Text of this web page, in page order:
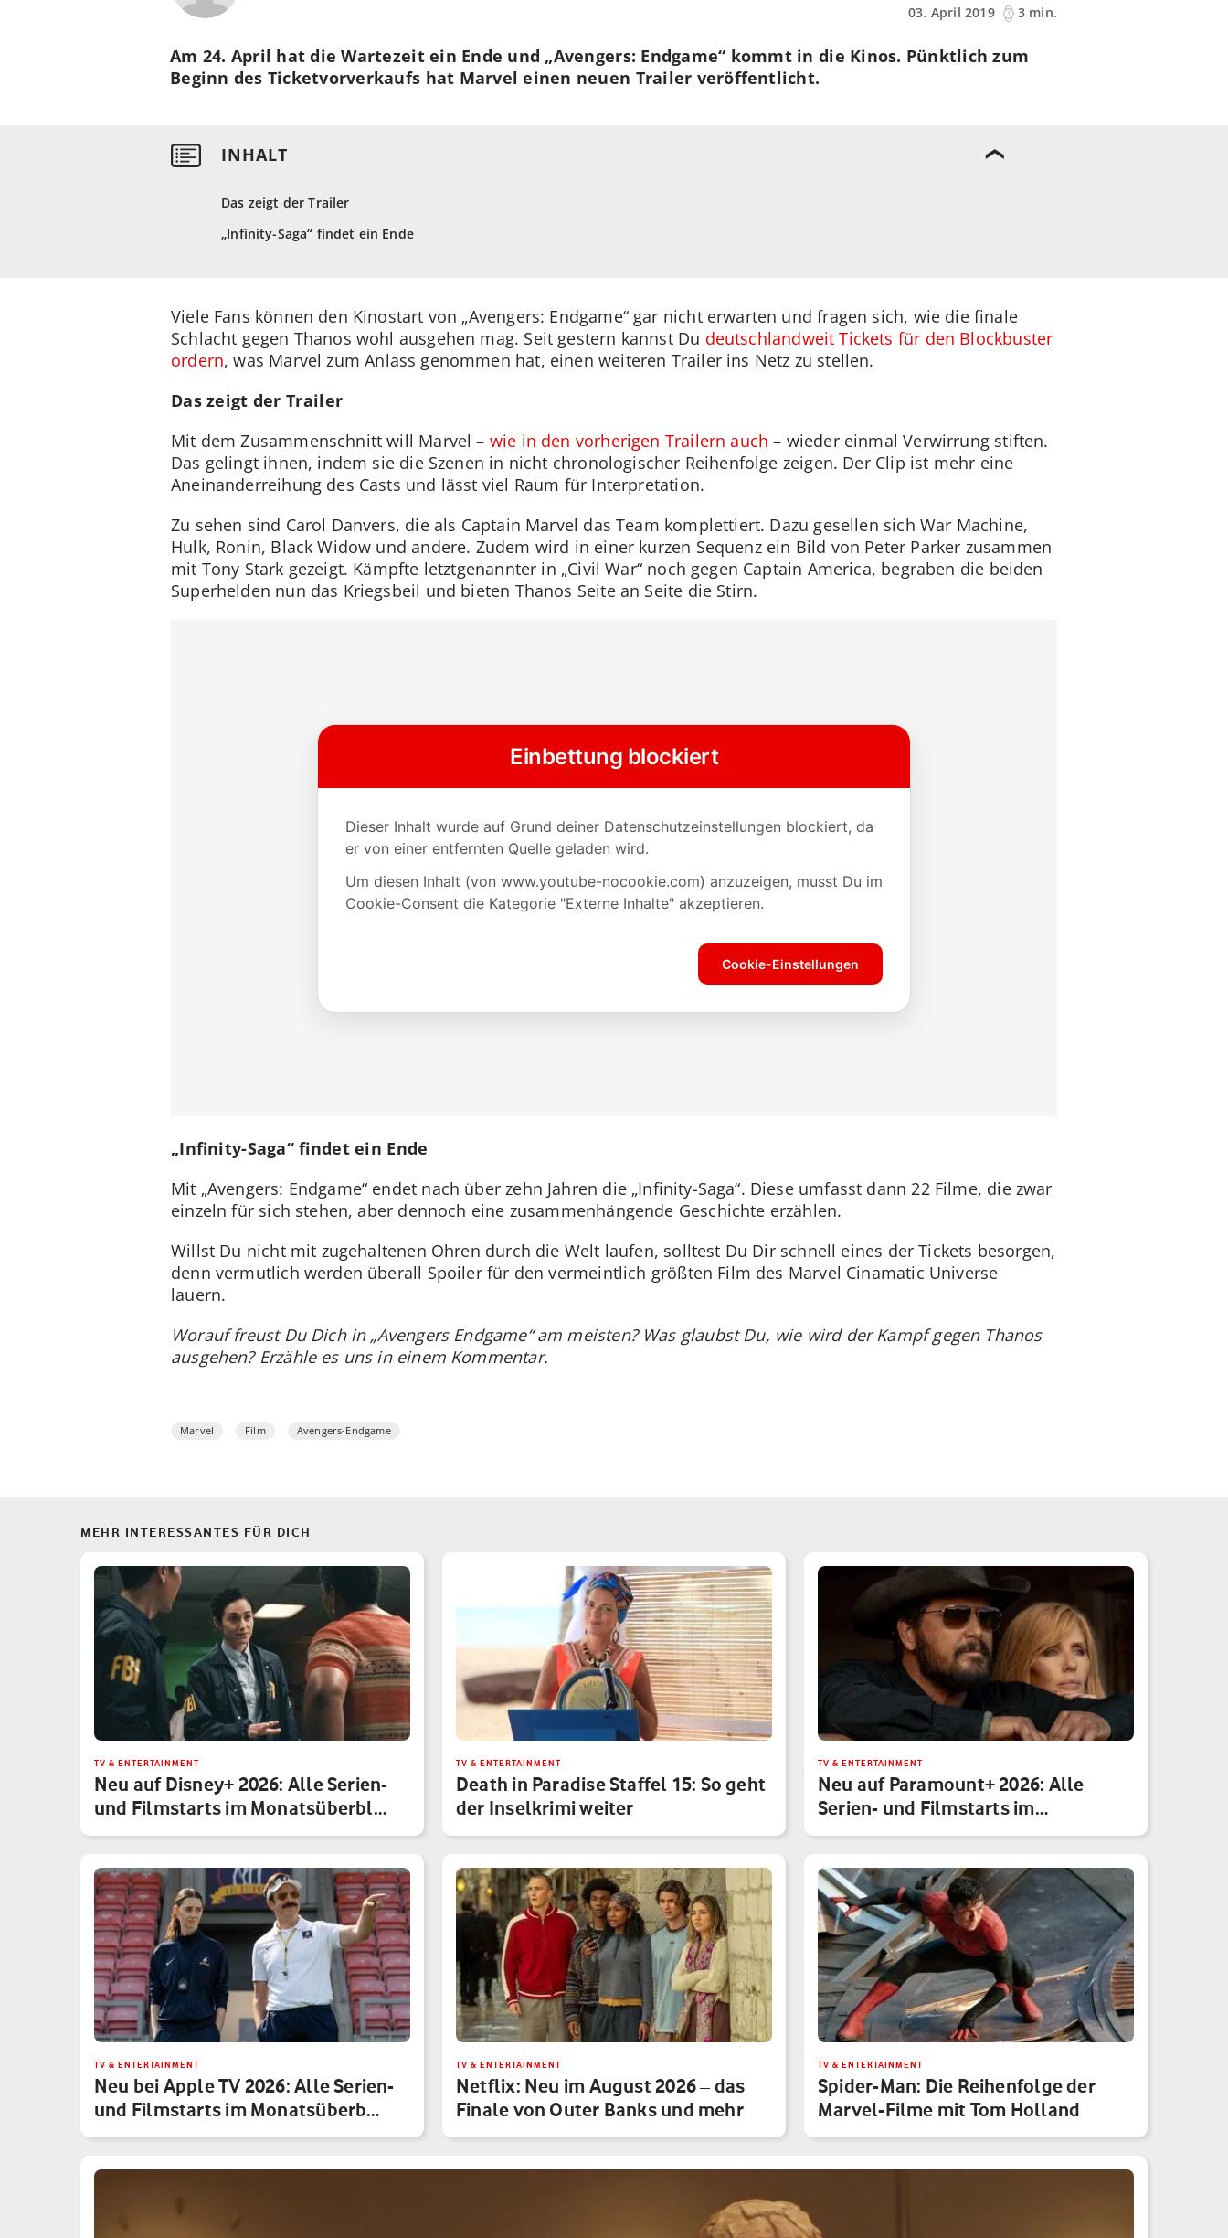
03. April 2019
3 min.
Das zeigt der Trailer
„Infinity-Saga“ findet ein Ende
Am 24. April hat die Wartezeit ein Ende und „Avengers: Endgame“ kommt in die Kinos. Pünktlich zum
Beginn des Ticketvorverkaufs hat Marvel einen neuen Trailer veröffentlicht.
Viele Fans können den Kinostart von „Avengers: Endgame“ gar nicht erwarten und fragen sich, wie die finale
Schlacht gegen Thanos wohl ausgehen mag. Seit gestern kannst Du deutschlandweit Tickets für den Blockbuster
ordern, was Marvel zum Anlass genommen hat, einen weiteren Trailer ins Netz zu stellen.
Das zeigt der Trailer
Mit dem Zusammenschnitt will Marvel – wie in den vorherigen Trailern auch – wieder einmal Verwirrung stiften.
Das gelingt ihnen, indem sie die Szenen in nicht chronologischer Reihenfolge zeigen. Der Clip ist mehr eine
Aneinanderreihung des Casts und lässt viel Raum für Interpretation.
Zu sehen sind Carol Danvers, die als Captain Marvel das Team komplettiert. Dazu gesellen sich War Machine,
Hulk, Ronin, Black Widow und andere. Zudem wird in einer kurzen Sequenz ein Bild von Peter Parker zusammen
mit Tony Stark gezeigt. Kämpfte letztgenannter in „Civil War“ noch gegen Captain America, begraben die beiden
Superhelden nun das Kriegsbeil und bieten Thanos Seite an Seite die Stirn.
„Infinity-Saga“ findet ein Ende
Mit „Avengers: Endgame“ endet nach über zehn Jahren die „Infinity-Saga“. Diese umfasst dann 22 Filme, die zwar
einzeln für sich stehen, aber dennoch eine zusammenhängende Geschichte erzählen.
Willst Du nicht mit zugehaltenen Ohren durch die Welt laufen, solltest Du Dir schnell eines der Tickets besorgen,
denn vermutlich werden überall Spoiler für den vermeintlich größten Film des Marvel Cinamatic Universe
lauern.
Worauf freust Du Dich in „Avengers Endgame“ am meisten? Was glaubst Du, wie wird der Kampf gegen Thanos
ausgehen? Erzähle es uns in einem Kommentar.
Marvel Film Avengers-Endgame
MEHR INTERESSANTES FÜR DICH
TV & ENTERTAINMENT
Neu auf Disney+ 2026: Alle Serien-
und Filmstarts im Monatsüberbl…
TV & ENTERTAINMENT
Death in Paradise Staffel 15: So geht
der Inselkrimi weiter
TV & ENTERTAINMENT
Neu auf Paramount+ 2026: Alle
Serien- und Filmstarts im
Monatsübe…
TV & ENTERTAINMENT
Neu bei Apple TV 2026: Alle Serien-
und Filmstarts im Monatsüberb…
TV & ENTERTAINMENT
Netflix: Neu im August 2026 – das
Finale von Outer Banks und mehr
TV & ENTERTAINMENT
Spider-Man: Die Reihenfolge der
Marvel-Filme mit Tom Holland